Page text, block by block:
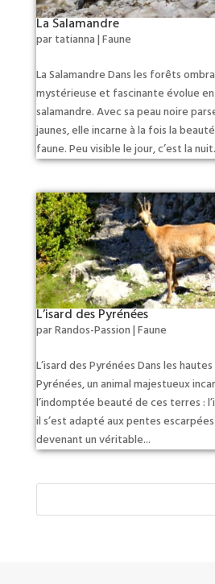
La Salamandre
par tatianna | Faune
La Salamandre Dans les forêts
mystérieuse et fascinante évolue
salamandre. Avec sa peau noire
jaunes, elle incarne à la fois la
faune. Peu visible le jour, c’est la
L’isard des Pyrénées
parRandos-Passion | Faune
L’isard des Pyrénées Dans les
Pyrénées, un animal majestueux
l’indomptée beauté de ces terres :
il s’est adapté aux pentes
devenant un véritable...